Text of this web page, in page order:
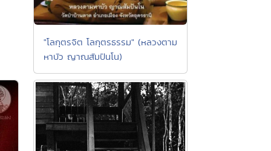
"โลกุตรจิต โลกุตรธรรม" (หลวงตาม
หาบัว ญาณสัมปันโน)